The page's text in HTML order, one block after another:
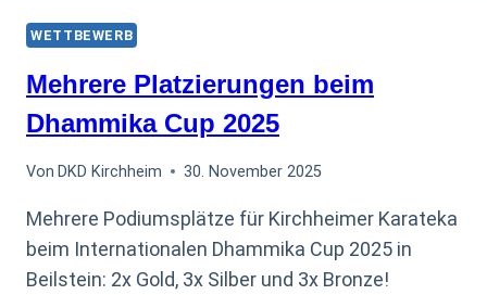
WETTBEWERB
Mehrere Platzierungen beim
Dhammika Cup 2025
Von DKD Kirchheim 30. November 2025
Mehrere Podiumsplätze für Kirchheimer Karateka
beim Internationalen Dhammika Cup 2025 in
Beilstein: 2x Gold, 3x Silber und 3x Bronze!